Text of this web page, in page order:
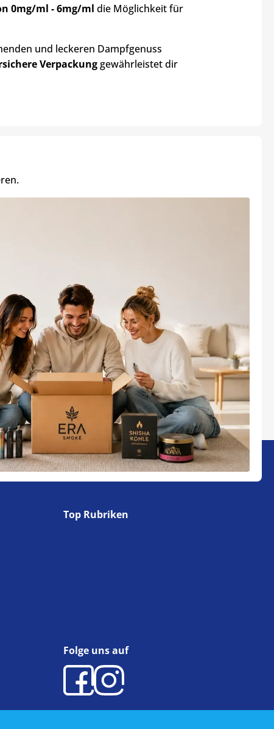
0mg/ml - 6mg/ml die Möglichkeit für
und leckeren Dampfgenuss
Verpackunggewährleistet dir
Top Rubriken
Folge uns auf